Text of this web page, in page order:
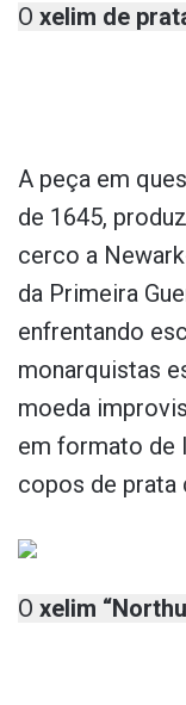
O xelim de
A peça em
de 1645,
cerco a
da Primeira
enfrentando
monarquistas
moeda
em formato de
copos de prata
O xelim